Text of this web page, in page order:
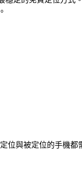
與被定位的手機都